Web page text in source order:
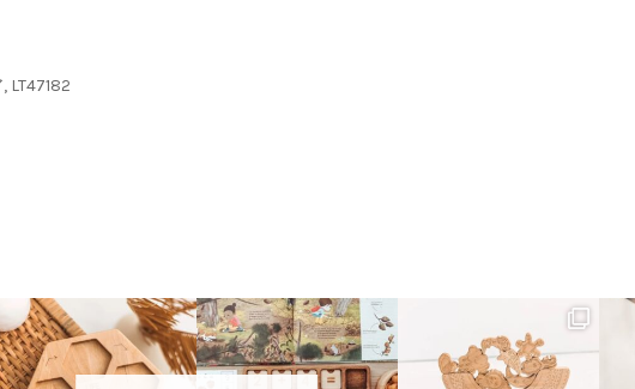
LT47182